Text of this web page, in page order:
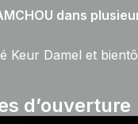
dans
Keur Damel et
d’ouverture